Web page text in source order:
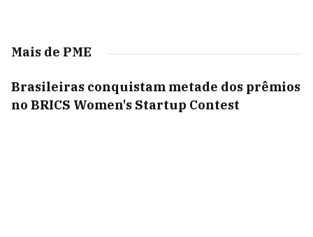
Mais de PME
Brasileiras conquistam metade dos prêmios
no BRICS Women's Startup Contest